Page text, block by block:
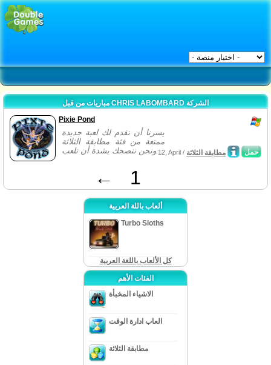
مباريات من قبل CHRIS LABOMBARD الشركة
Pixie Pond
يسرنا أن نقدم لك لعبة جديدة
ممتعة من فئة مطابقة الثلاثة
ونحن ننصحك بشدة أن تلعب...
حمل 12, April / مطابقة الثلاثة
← 1
ألعاب باللة العربية
Turbo Sloths
كل الألعاب باللغة العربية
الفئات الأهم
الاشياء المخبأة
العاب ادارة الوقت
مطابقة الثلاثة